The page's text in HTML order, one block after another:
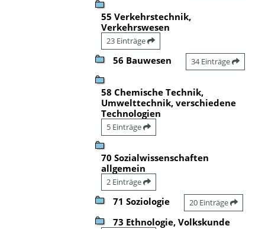
55 Verkehrstechnik,
Verkehrswesen
23 Einträge
56 Bauwesen 34 Einträge
58 Chemische Technik,
Umwelttechnik, verschiedene
Technologien
5 Einträge
70 Sozialwissenschaften
allgemein
2 Einträge
71 Soziologie 20 Einträge
73 Ethnologie, Volkskunde